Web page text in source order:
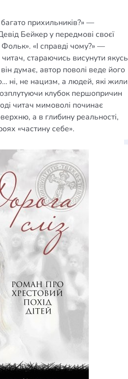
прихильників?» —
Бейкер у передмові своєї
«І справді чому?» —
стараючись висунути якусь
думає, автор поволі веде його
ні, не нацизм, а людей, які жили
клубок першопричин
читач мимоволі починає
а в глибину реальності,
«частину себе».